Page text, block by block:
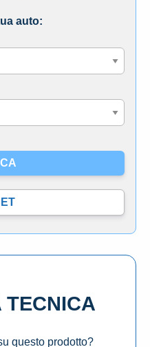
auto:
TECNICA
questo prodotto?